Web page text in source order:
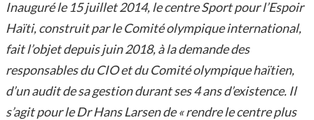
Inauguré le 15 juillet 2014, le centre Sport pour l’Espoir
Haïti, construit par le Comité olympique international,
fait l’objet depuis juin 2018, à la demande des
responsables du CIO et du Comité olympique haïtien,
d’un audit de sa gestion durant ses 4 ans d’existence. Il
s’agit pour le Dr Hans Larsen de « rendre le centre plus